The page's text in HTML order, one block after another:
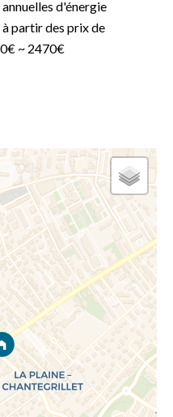
d'énergie
partir des prix de
~ 2470€